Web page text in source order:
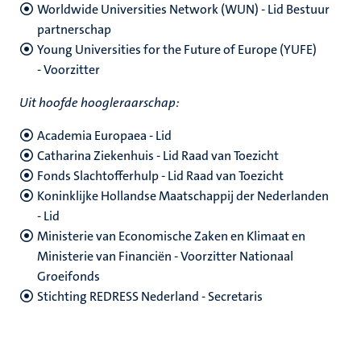
Worldwide Universities Network (WUN) - Lid Bestuur
partnerschap
Young Universities for the Future of Europe (YUFE)
- Voorzitter
Uit hoofde hoogleraarschap:
Academia Europaea - Lid
Catharina Ziekenhuis - Lid Raad van Toezicht
Fonds Slachtofferhulp - Lid Raad van Toezicht
Koninklijke Hollandse Maatschappij der Nederlanden
- Lid
Ministerie van Economische Zaken en Klimaat en
Ministerie van Financiën - Voorzitter Nationaal
Groeifonds
Stichting REDRESS Nederland - Secretaris